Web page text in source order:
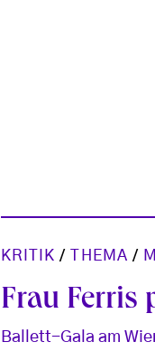
KRITIK / THEMA /
Frau Ferris
Ballett-Gala am